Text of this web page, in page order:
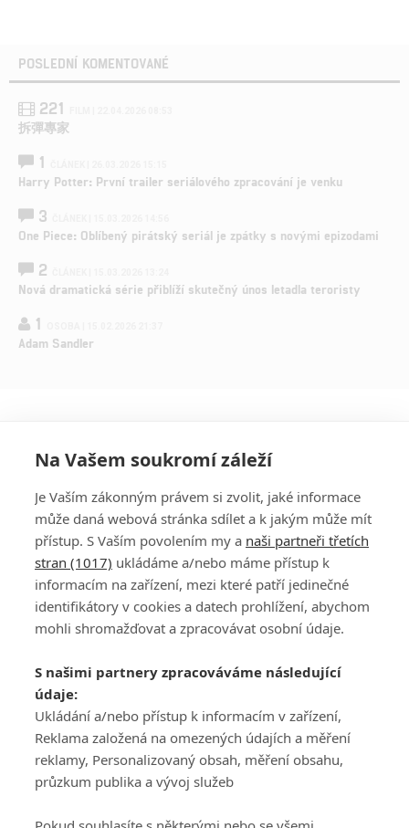
POSLEDNÍ KOMENTOVANÉ
221
拆彈專家
1
Harry Potter: První trailer seriálového zpracování je venku
3
One Piece: Oblíbený pirátský seriál je zpátky s novými epizodami
2
Nová dramatická série přiblíží skutečný únos letadla teroristy
1
Adam Sandler
PŘIHLÁSIT
REGISTROVAT
DISKUZE
Šéfredaktorkou webu jePetr Slavík, e-mailserialy@fandimefilmu.cz
Máte-li zájem o inzerci na našem webu napište nám na e-mail
studio@koncal.com
Ochrana osobních údajů|Zásady používání cookies |Pravidla webu
Upravit nastavení soukromí
Na Vašem soukromí záleží
Je Vaším zákonným právem si zvolit, jaké informace
může daná webová stránka sdílet a k jakým může mít
přístup. S Vaším povolením my a naši partneři třetích
stran (1017) ukládáme a/nebo máme přístup k
informacím na zařízení, mezi které patří jedinečné
identifikátory v cookies a datech prohlížení, abychom
mohli shromažďovat a zpracovávat osobní údaje.
S našimi partnery zpracováváme následující
údaje:
Ukládání a/nebo přístup k informacím v zařízení,
Reklama založená na omezených údajích a měření
reklamy, Personalizovaný obsah, měření obsahu,
průzkum publika a vývoj služeb